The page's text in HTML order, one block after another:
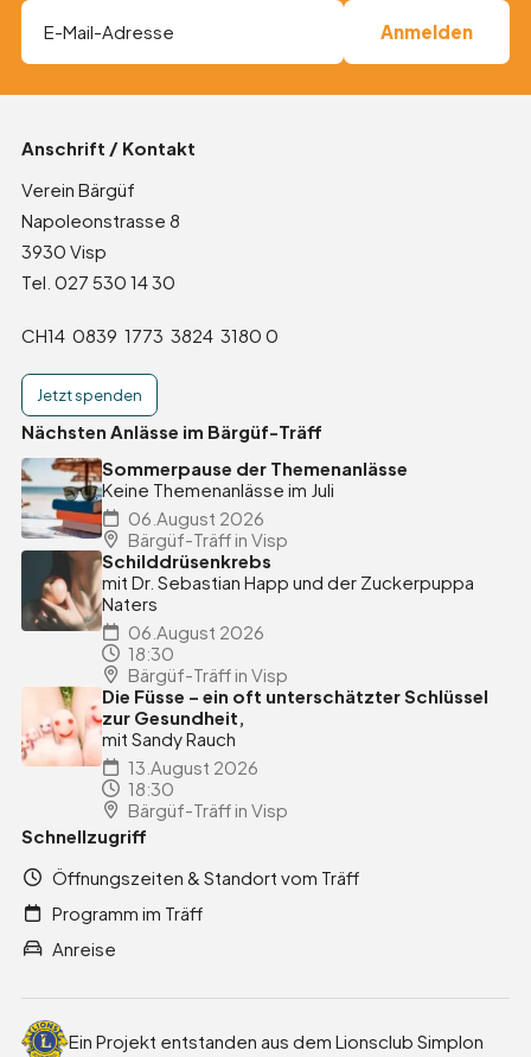
Anschrift / Kontakt
Verein Bärgüf
Napoleonstrasse 8
3930 Visp
Tel. 027 530 14 30
CH14 0839 1773 3824 3180 0
Jetzt spenden
Nächsten Anlässe im Bärgüf-Träff
Sommerpause der Themenanlässe
Keine Themenanlässe im Juli
06.August 2026
Bärgüf-Träff in Visp
Schilddrüsenkrebs
mit Dr. Sebastian Happ und der Zuckerpuppa
Naters
06.August 2026
18:30
Bärgüf-Träff in Visp
Die Füsse – ein oft unterschätzter Schlüssel
zur Gesundheit,
mit Sandy Rauch
13.August 2026
18:30
Bärgüf-Träff in Visp
Schnellzugriff
Öffnungszeiten & Standort vom Träff
Programm im Träff
Anreise
Ein Projekt entstanden aus dem Lionsclub Simplon